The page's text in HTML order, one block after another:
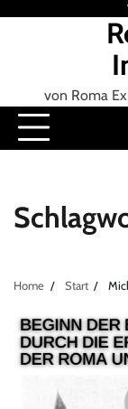
von Roma
Home Start